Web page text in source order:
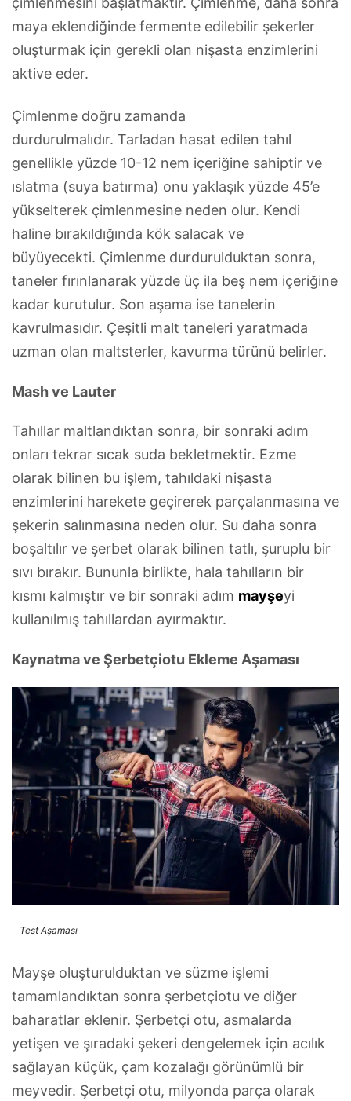
maya eklendiğinde fermente edilebilir şekerler
oluşturmak için gerekli olan nişasta enzimlerini
aktive eder.
Çimlenme doğru zamanda
durdurulmalıdır. Tarladan hasat edilen tahıl
genellikle yüzde 10-12 nem içeriğine sahiptir ve
ıslatma (suya batırma) onu yaklaşık yüzde 45’e
yükselterek çimlenmesine neden olur. Kendi
haline bırakıldığında kök salacak ve
büyüyecekti. Çimlenme durdurulduktan sonra,
taneler fırınlanarak yüzde üç ila beş nem içeriğine
kadar kurutulur. Son aşama ise tanelerin
kavrulmasıdır. Çeşitli malt taneleri yaratmada
uzman olan maltsterler, kavurma türünü belirler.
Mash ve Lauter
Tahıllar maltlandıktan sonra, bir sonraki adım
onları tekrar sıcak suda bekletmektir. Ezme
olarak bilinen bu işlem, tahıldaki nişasta
enzimlerini harekete geçirerek parçalanmasına ve
şekerin salınmasına neden olur. Su daha sonra
boşaltılır ve şerbet olarak bilinen tatlı, şuruplu bir
sıvı bırakır. Bununla birlikte, hala tahılların bir
kısmı kalmıştır ve bir sonraki adım mayşeyi
kullanılmış tahıllardan ayırmaktır.
Kaynatma ve Şerbetçiotu Ekleme Aşaması
Test Aşaması
Mayşe oluşturulduktan ve süzme işlemi
tamamlandıktan sonra şerbetçiotu ve diğer
baharatlar eklenir. Şerbetçi otu, asmalarda
yetişen ve şıradaki şekeri dengelemek için acılık
sağlayan küçük, çam kozalağı görünümlü bir
meyvedir. Şerbetçi otu, milyonda parça olarak